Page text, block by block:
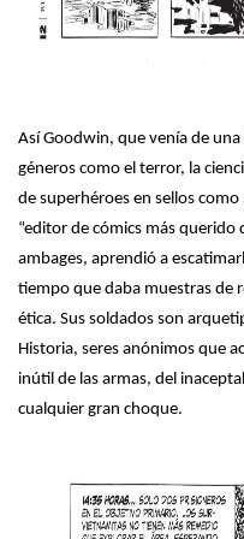
Así Goodwin, que venía de
géneros como el terror, la
de superhéroes en sellos
“editor de cómics más
ambages, aprendió a
tiempo que daba muestras de
ética. Sus soldados son
Historia, seres anónimos que
inútil de las armas, del
cualquier gran choque.